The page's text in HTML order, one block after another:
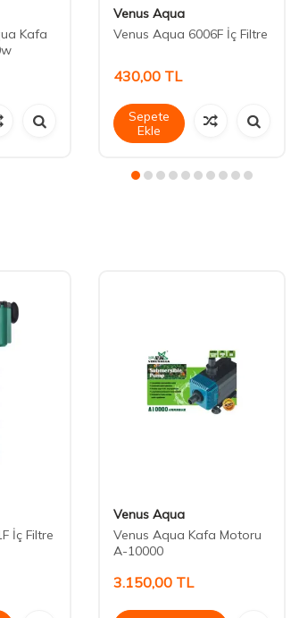
Kafa
Venus Aqua
Venus Aqua 6006F İç Filtre
430,00 TL
Sepete
Ekle
İç Filtre
Venus Aqua
Venus Aqua Kafa Motoru
A-10000
3.150,00 TL